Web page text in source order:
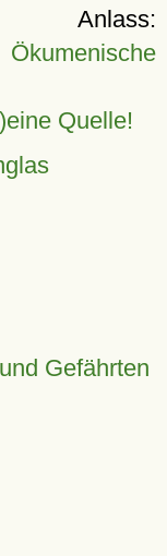
Anlass:
Quelle!
Gefährten